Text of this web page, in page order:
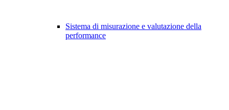
Sistema di misurazione e valutazione della
performance